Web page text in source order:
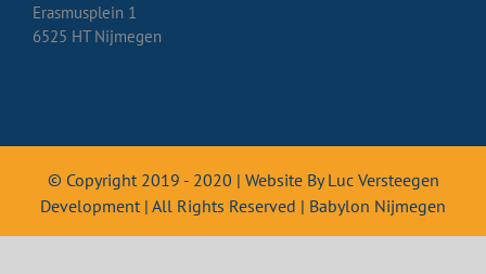
Erasmusplein 1
6525 HT Nijmegen
© Copyright 2019 - 2020 | Website By Luc Versteegen
Development | All Rights Reserved | Babylon Nijmegen